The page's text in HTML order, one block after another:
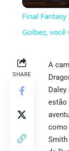
Final
Golbez, você
SHARE
A
estão
como
Smith